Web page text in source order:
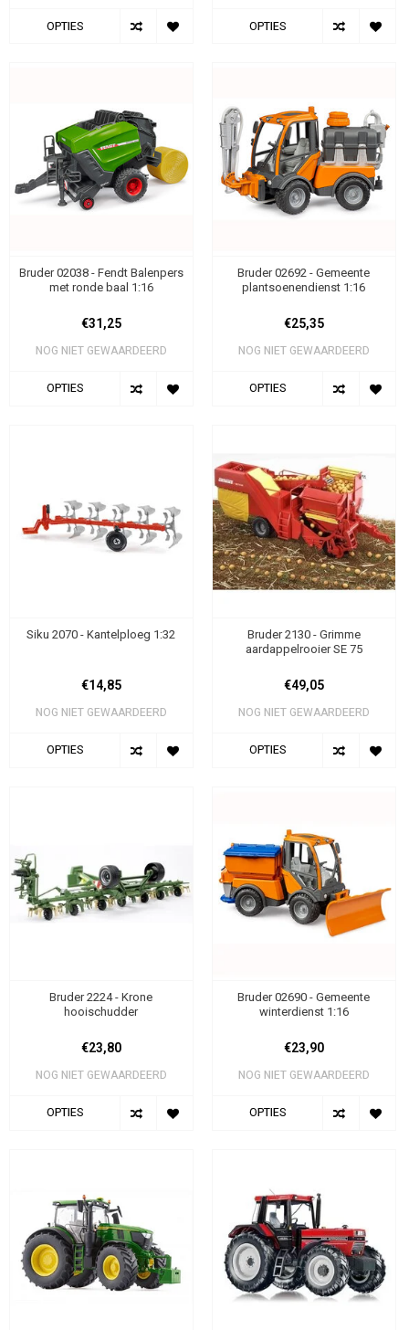
OPTIES OPTIES
Bruder 02038 - Fendt Balenpers
met ronde baal 1:16
€31,25
NOG NIET GEWAARDEERD
OPTIES
Bruder 02692 - Gemeente
plantsoenendienst 1:16
€25,35
NOG NIET GEWAARDEERD
OPTIES
Siku 2070 - Kantelploeg 1:32
€14,85
NOG NIET GEWAARDEERD
OPTIES
Bruder 2130 - Grimme
aardappelrooier SE 75
€49,05
NOG NIET GEWAARDEERD
OPTIES
Bruder 2224 - Krone
hooischudder
€23,80
NOG NIET GEWAARDEERD
OPTIES
Bruder 02690 - Gemeente
winterdienst 1:16
€23,90
NOG NIET GEWAARDEERD
OPTIES